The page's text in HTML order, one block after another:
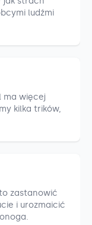
ludźmi
ma więcej
kilka trików,
zastanowić
i urozmaicić